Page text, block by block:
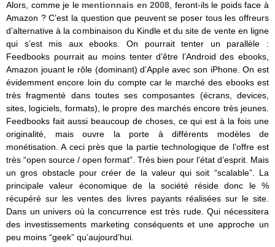
Alors, comme je le mentionnais en 2008 , feront-ils le poids face à
Amazon ? C’est la question que peuvent se poser tous les offreurs
d’alternative à la combinaison du Kindle et du site de vente en ligne
qui s’est mis aux ebooks. On pourrait tenter un parallèle :
Feedbooks pourrait au moins tenter d’être l’Android des ebooks,
Amazon jouant le rôle (dominant) d’Apple avec son iPhone. On est
évidemment encore loin du compte car le marché des ebooks est
très fragmenté dans toutes ses composantes (écrans, devices,
sites, logiciels, formats), le propre des marchés encore très jeunes.
Feedbooks fait aussi beaucoup de choses, ce qui est à la fois une
originalité, mais ouvre la porte à différents modèles de
monétisation. A ceci près que la partie technologique de l’offre est
très “open source / open format”. Très bien pour l’état d’esprit. Mais
un gros obstacle pour créer de la valeur qui soit “scalable”. La
principale valeur économique de la société réside donc le %
récupéré sur les ventes des livres payants réalisées sur le site.
Dans un univers où la concurrence est très rude. Qui nécessitera
des investissements marketing conséquents et une approche un
peu moins “geek” qu’aujourd’hui.